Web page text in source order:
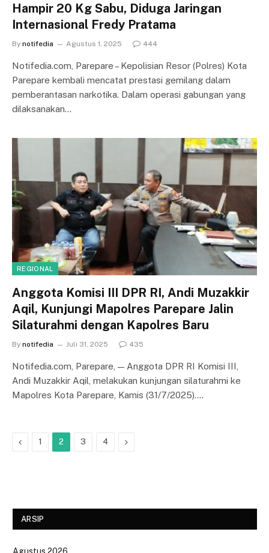
Hampir 20 Kg Sabu, Diduga Jaringan
Internasional Fredy Pratama
By notifedia Agustus 1, 2025 444
Notifedia.com, Parepare – Kepolisian Resor (Polres) Kota
Parepare kembali mencatat prestasi gemilang dalam
pemberantasan narkotika. Dalam operasi gabungan yang
dilaksanakan…
REGIONAL
Anggota Komisi III DPR RI, Andi Muzakkir
Aqil, Kunjungi Mapolres Parepare Jalin
Silaturahmi dengan Kapolres Baru
By notifedia Juli 31, 2025 435
Notifedia.com, Parepare, — Anggota DPR RI Komisi III,
Andi Muzakkir Aqil, melakukan kunjungan silaturahmi ke
Mapolres Kota Parepare, Kamis (31/7/2025).…
Previous
1 2 3 4 Next
ARSIP